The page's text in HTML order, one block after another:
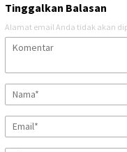
Tinggalkan Balasan
Alamat email Anda tidak akan